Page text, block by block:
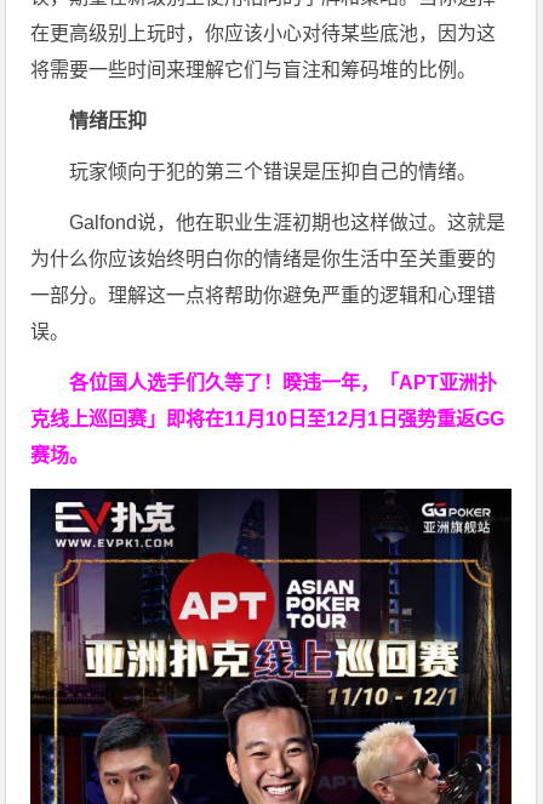
在更高级别上玩时，你应该小心对待某些底池，因为这
将需要一些时间来理解它们与盲注和筹码堆的比例。
情绪压抑
玩家倾向于犯的第三个错误是压抑自己的情绪。
Galfond说，他在职业生涯初期也这样做过。这就是
为什么你应该始终明白你的情绪是你生活中至关重要的
一部分。理解这一点将帮助你避免严重的逻辑和心理错
误。
各位国人选手们久等了！暌违一年，「APT亚洲扑
克线上巡回赛」即将在11月10日至12月1日强势重返GG
赛场。